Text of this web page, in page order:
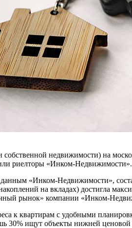
собственной недвижимости) на
риелторы «Инком-Недвижимости».
«Инком-Недвижимости»,
на вкладах) достигла
рынок» компании «Инком-
к квартирам с удобными
30% ищут объекты нижней ценовой